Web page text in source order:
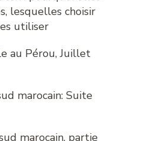
lesquelles choisir
utiliser
au Pérou, Juillet
marocain: Suite
marocain, partie